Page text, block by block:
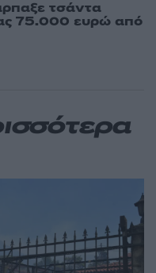
τσάντα
75.000 ευρώ από